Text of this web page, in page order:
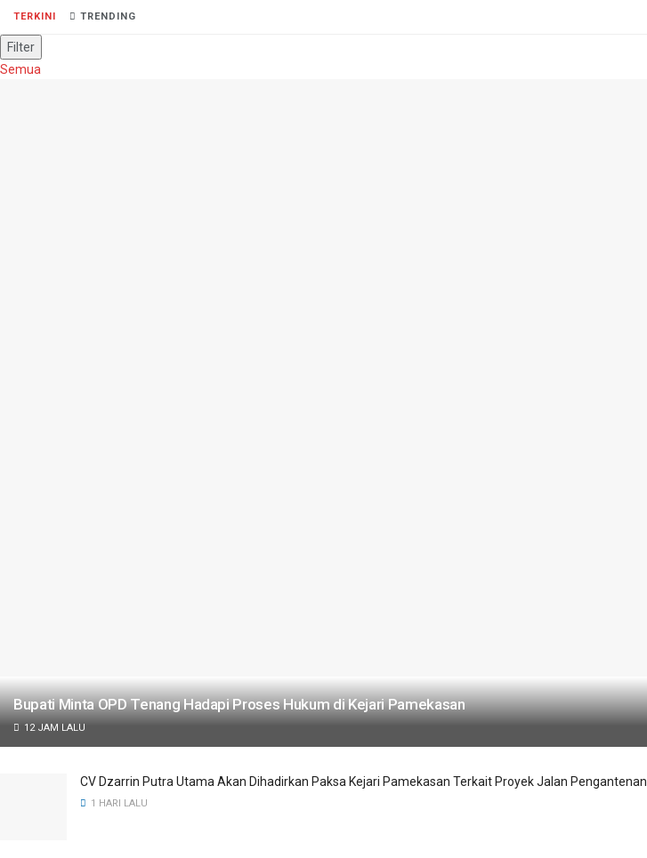
TERKINI TRENDING
Filter
Semua
Bupati Minta OPD Tenang Hadapi Proses Hukum di Kejari Pamekasan
12 JAM LALU
CV Dzarrin Putra Utama Akan Dihadirkan Paksa Kejari Pamekasan Terkait Proyek Jalan Pengantenan
1 HARI LALU